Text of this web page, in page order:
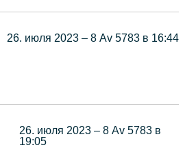
26. июля 2023 – 8 Av 5783 в 16:44
26. июля 2023 – 8 Av 5783 в
19:05